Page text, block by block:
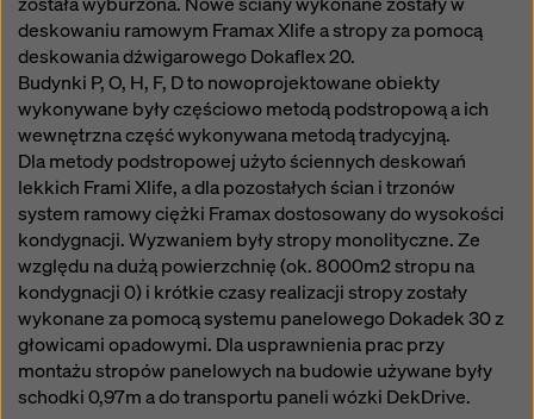
deskowaniu ramowym Framax Xlife a stropy za pomocą
deskowania dźwigarowego Dokaflex 20.
Budynki P, O, H, F, D to nowoprojektowane obiekty
wykonywane były częściowo metodą podstropową a ich
wewnętrzna część wykonywana metodą tradycyjną.
Dla metody podstropowej użyto ściennych deskowań
lekkich Frami Xlife, a dla pozostałych ścian i trzonów
system ramowy ciężki Framax dostosowany do wysokości
kondygnacji. Wyzwaniem były stropy monolityczne. Ze
względu na dużą powierzchnię (ok. 8000m2 stropu na
kondygnacji 0) i krótkie czasy realizacji stropy zostały
wykonane za pomocą systemu panelowego Dokadek 30 z
głowicami opadowymi. Dla usprawnienia prac przy
montażu stropów panelowych na budowie używane były
schodki 0,97m a do transportu paneli wózki DekDrive.